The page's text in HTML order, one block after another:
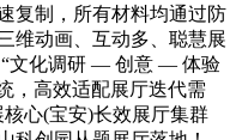
复制，所有材料均通过防
维动画、互动多、聪慧展
“文化调研 — 创意 — 体验
，高效适配展厅迭代需
心(宝安)长效展厅集群